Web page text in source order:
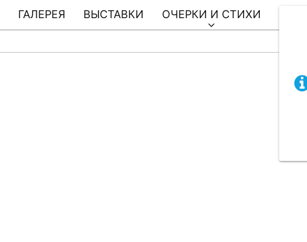
ГАЛЕРЕЯ ВЫСТАВКИ ОЧЕРКИ И СТИХИ